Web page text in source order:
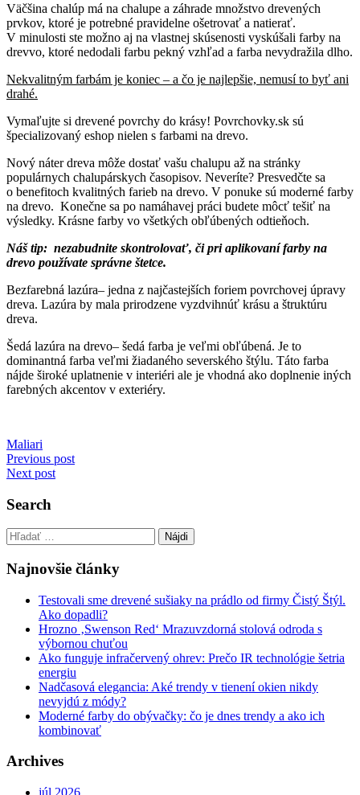
Väčšina chalúp má na chalupe a záhrade množstvo drevených
prvkov, ktoré je potrebné pravidelne ošetrovať a natierať.
V minulosti ste možno aj na vlastnej skúsenosti vyskúšali farby na
drevvo, ktoré nedodali farbu pekný vzhľad a farba nevydražila dlho.
Nekvalitným farbám je koniec – a čo je najlepšie, nemusí to byť ani
drahé.
Vymaľujte si drevené povrchy do krásy! Povrchovky.sk sú
špecializovaný eshop nielen s farbami na drevo.
Nový náter dreva môže dostať vašu chalupu až na stránky
populárnych chalupárskych časopisov. Neveríte? Presvedčte sa
o benefitoch kvalitných farieb na drevo. V ponuke sú moderné farby
na drevo. Konečne sa po namáhavej práci budete môcť tešiť na
výsledky. Krásne farby vo všetkých obľúbených odtieňoch.
Náš tip: nezabudnite skontrolovať, či pri aplikovaní farby na
drevo používate správne štetce.
Bezfarebná lazúra– jedna z najčastejších foriem povrchovej úpravy
dreva. Lazúra by mala prirodzene vyzdvihnúť krásu a štruktúru
dreva.
Šedá lazúra na drevo– šedá farba je veľmi obľúbená. Je to
dominantná farba veľmi žiadaného severského štýlu. Táto farba
nájde široké uplatnenie v interiéri ale je vhodná ako doplnenie iných
farebných akcentov v exteriéry.
Maliari
Navigácia
v
článku
Previous post
Next post
Search
Hľadať:
Najnovšie články
Testovali sme drevené sušiaky na prádlo od firmy Čistý Štýl.
Ako dopadli?
Hrozno ‚Swenson Red‘ Mrazuvzdorná stolová odroda s
výbornou chuťou
Ako funguje infračervený ohrev: Prečo IR technológie šetria
energiu
Nadčasová elegancia: Aké trendy v tienení okien nikdy
nevyjdú z módy?
Moderné farby do obývačky: čo je dnes trendy a ako ich
kombinovať
Archives